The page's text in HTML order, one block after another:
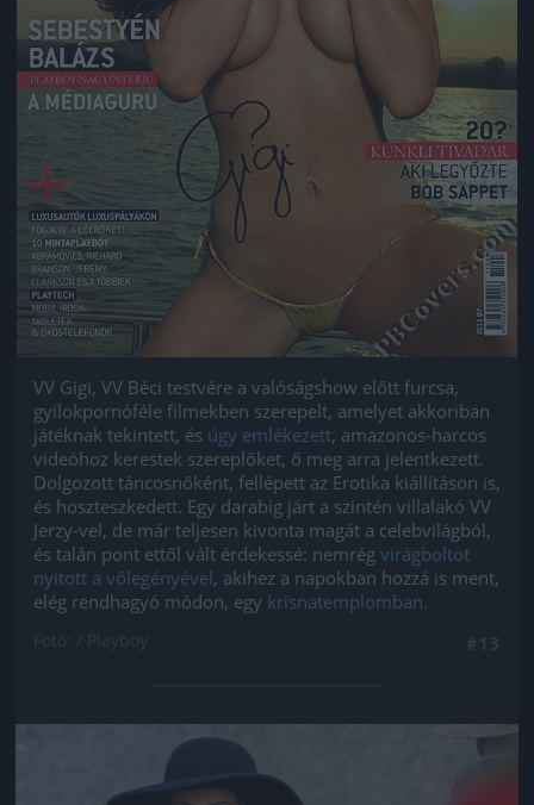
VV Gigi, VV Béci testvére a valóságshow előtt furcsa,
gyilokpornóféle filmekben szerepelt, amelyet akkoriban
játéknak tekintett, és úgy emlékezett, amazonos-harcos
videóhoz kerestek szereplőket, ő meg arra jelentkezett.
Dolgozott táncosnőként, fellépett az Erotika kiállításon is,
és hoszteszkedett. Egy darabig járt a szintén villalakó VV
Jerzy-vel, de már teljesen kivonta magát a celebvilágból,
és talán pont ettől vált érdekessé: nemrég virágboltot
nyitott a vőlegényével, akihez a napokban hozzá is ment,
elég rendhagyó módon, egy krisnatemplomban.
Jön még kép!